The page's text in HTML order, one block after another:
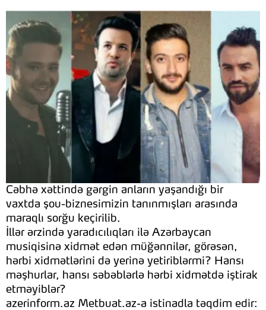
Cəbhə xəttində gərgin anların yaşandığı bir
vaxtda şou-biznesimizin tanınmışları arasında
maraqlı sorğu keçirilib.
İllər ərzində yaradıcılıqları ilə Azərbaycan
musiqisinə xidmət edən müğənnilər, görəsən,
hərbi xidmətlərini də yerinə yetiriblərmi? Hansı
məşhurlar, hansı səbəblərlə hərbi xidmətdə iştirak
etməyiblər?
azerinform.az Metbuat.az-a istinadla təqdim edir: